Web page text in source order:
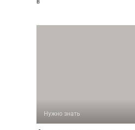
в
Нужно знать